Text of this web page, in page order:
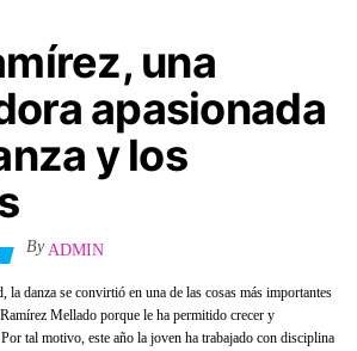
una
apasionada
y los
By ADMIN
la danza se convirtió en una de las cosas más importantes
Mellado porque le ha permitido crecer y
tal motivo, este año la joven ha trabajado con disciplina